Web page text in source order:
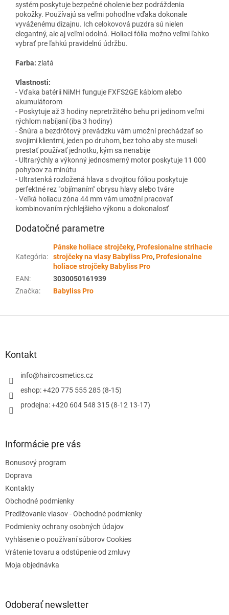
systém poskytuje bezpečné oholenie bez podráždenia
pokožky. Používajú sa veľmi pohodlne vďaka dokonale
vyváženému dizajnu. Ich celokovová puzdra sú nielen
elegantný, ale aj veľmi odolná. Holiaci fólia možno veľmi ľahko
vybrať pre ľahkú pravidelnú údržbu.
Farba: zlatá
Vlastnosti:
- Vďaka batérii NiMH funguje FXFS2GE káblom alebo
akumulátorom
- Poskytuje až 3 hodiny nepretržitého behu pri jedinom veľmi
rýchlom nabíjaní (iba 3 hodiny)
- Šnúra a bezdrôtový prevádzku vám umožní prechádzať so
svojimi klientmi, jeden po druhom, bez toho aby ste museli
prestať používať jednotku, kým sa nenabije
- Ultrarýchly a výkonný jednosmerný motor poskytuje 11 000
pohybov za minútu
- Ultratenká rozložená hlava s dvojitou fóliou poskytuje
perfektné rez "objímaním" obrysu hlavy alebo tváre
- Veľká holiacu zóna 44 mm vám umožní pracovať
kombinovaním rýchlejšieho výkonu a dokonalosť
Dodatočné parametre
Kategória:
Pánske holiace strojčeky,Profesionalne strihacie
strojčeky na vlasy Babyliss Pro,Profesionalne
holiace strojčeky Babyliss Pro
EAN:
3030050161939
Značka: Babyliss Pro
Kontakt
info@haircosmetics.cz
eshop: +420 775 555 285 (8-15)
prodejna: +420 604 548 315 (8-12 13-17)
Informácie pre vás
Bonusový program
Doprava
Kontakty
Obchodné podmienky
Predlžovanie vlasov - Obchodné podmienky
Podmienky ochrany osobných údajov
Vyhlásenie o používaní súborov Cookies
Vrátenie tovaru a odstúpenie od zmluvy
Moja objednávka
Odoberať newsletter